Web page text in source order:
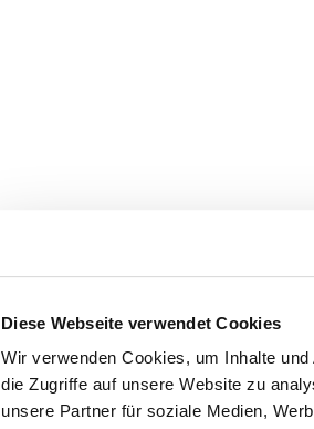
Diese Webseite verwendet Cookies
Wir verwenden Cookies, um Inhalte
die Zugriffe auf unsere Website zu
unsere Partner für soziale Medien,